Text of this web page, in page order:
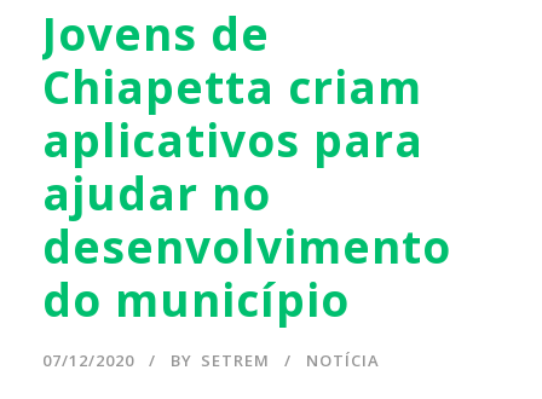
Jovens de
Chiapetta criam
aplicativos para
ajudar no
desenvolvimento
do município
07/12/2020 BY SETREM NOTÍCIA